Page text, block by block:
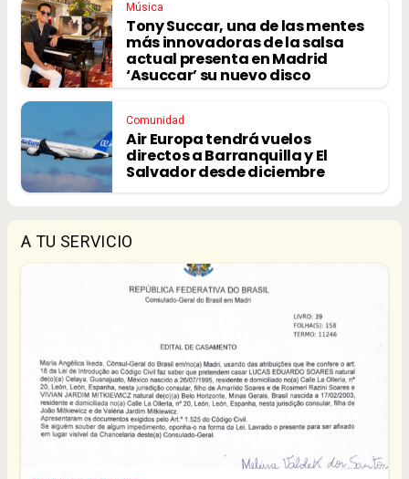
Música
Tony Succar, una de las mentes
más innovadoras de la salsa
actual presenta en Madrid
‘Asuccar’ su nuevo disco
Comunidad
Air Europa tendrá vuelos
directos a Barranquilla y El
Salvador desde diciembre
A TU SERVICIO